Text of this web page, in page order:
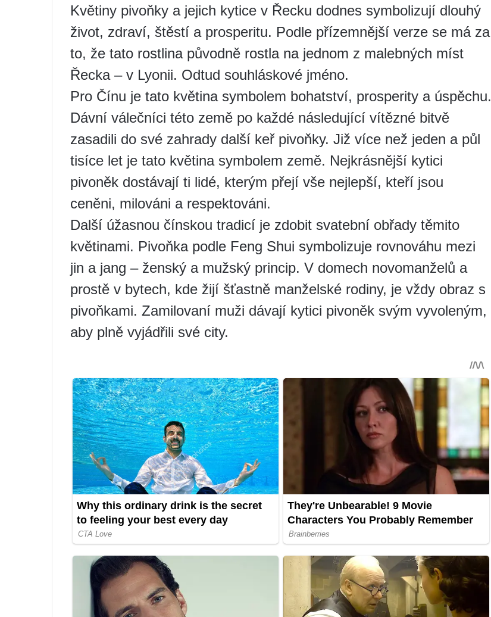
Květiny pivoňky a jejich kytice v Řecku dodnes symbolizují dlouhý
život, zdraví, štěstí a prosperitu. Podle přízemnější verze se má za
to, že tato rostlina původně rostla na jednom z malebných míst
Řecka – v Lyonii. Odtud souhláskové jméno.
Pro Čínu je tato květina symbolem bohatství, prosperity a úspěchu.
Dávní válečníci této země po každé následující vítězné bitvě
zasadili do své zahrady další keř pivoňky. Již více než jeden a půl
tisíce let je tato květina symbolem země. Nejkrásnější kytici
pivoněk dostávají ti lidé, kterým přejí vše nejlepší, kteří jsou
ceněni, milováni a respektováni.
Další úžasnou čínskou tradicí je zdobit svatební obřady těmito
květinami. Pivoňka podle Feng Shui symbolizuje rovnováhu mezi
jin a jang – ženský a mužský princip. V domech novomanželů a
prostě v bytech, kde žijí šťastně manželské rodiny, je vždy obraz s
pivoňkami. Zamilovaní muži dávají kytici pivoněk svým vyvoleným,
aby plně vyjádřili své city.